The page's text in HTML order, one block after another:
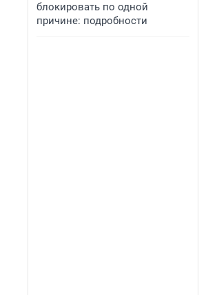
блокировать по одной
причине: подробности